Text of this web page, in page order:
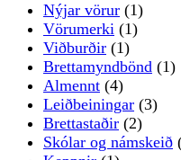
Nýjar vörur (1)
Vörumerki (1)
Viðburðir (1)
Brettamyndbönd (1)
Almennt (4)
Leiðbeiningar (3)
Brettastaðir (2)
Skólar og námskeið